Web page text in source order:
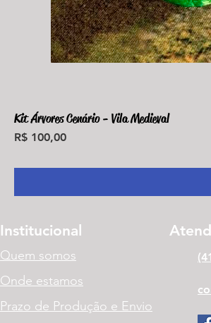
Kit Árvores Cenário - Vila Medieval
Preço
R$ 100,00
Institucional
Quem somos
Onde estamos
Prazo de Produção e Envio